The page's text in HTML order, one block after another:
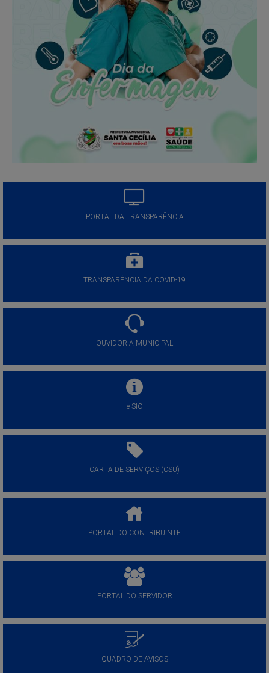
PORTAL DA TRANSPARÊNCIA
TRANSPARÊNCIA DA COVID-19
OUVIDORIA MUNICIPAL
e-SIC
CARTA DE SERVIÇOS (CSU)
PORTAL DO CONTRIBUINTE
PORTAL DO SERVIDOR
QUADRO DE AVISOS